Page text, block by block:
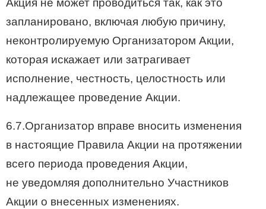
Акция не может проводиться так, как это
запланировано, включая любую причину,
неконтролируемую Организатором Акции,
которая искажает или затрагивает
исполнение, честность, целостность или
надлежащее проведение Акции.
6.7.Организатор вправе вносить изменения
в настоящие Правила Акции на протяжении
всего периода проведения Акции,
не уведомляя дополнительно Участников
Акции о внесенных изменениях.